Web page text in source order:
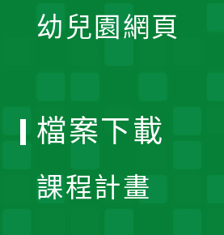
幼兒園網頁
檔案下載
課程計畫